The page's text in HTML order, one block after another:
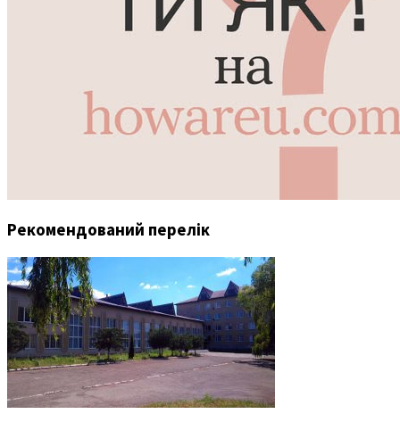
Рекомендований перелік